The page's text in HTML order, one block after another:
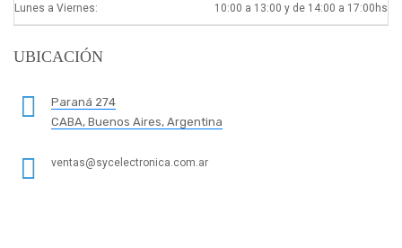
Lunes a Viernes: 10:00 a 13:00 y de 14:00 a 17:00hs
UBICACIÓN
Paraná 274
CABA, Buenos Aires, Argentina
ventas@sycelectronica.com.ar